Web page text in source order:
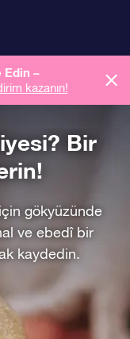
Edin –
kazanın!
Bir
gökyüzünde
ve ebedî bir
kaydedin.